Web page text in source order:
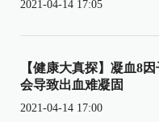
2021-04-14 17:05
【健康大真探】凝血8
会导致出血难凝固
2021-04-14 17:00